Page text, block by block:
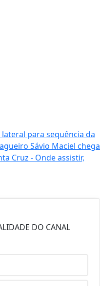
lateral para sequência da
Sávio Maciel chega
Cruz - Onde assistir,
DO CANAL